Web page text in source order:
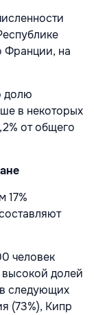
Франции, на
долю
в некоторых
от общего
17%
человек
долей
следующих
(73%), Кипр